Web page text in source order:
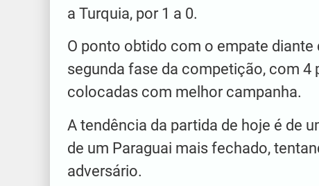
a Turquia, por 1 a 0.
O ponto obtido com o empate
segunda fase da competição, com 4
colocadas com melhor campanha.
A tendência da partida de hoje é de
de um Paraguai mais fechado,
adversário.